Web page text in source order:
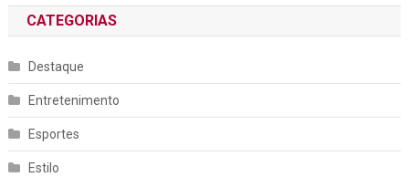
CATEGORIAS
Destaque
Entretenimento
Esportes
Estilo